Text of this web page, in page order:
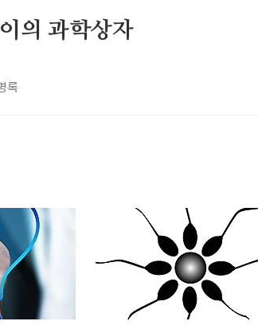
의 과학상자
록